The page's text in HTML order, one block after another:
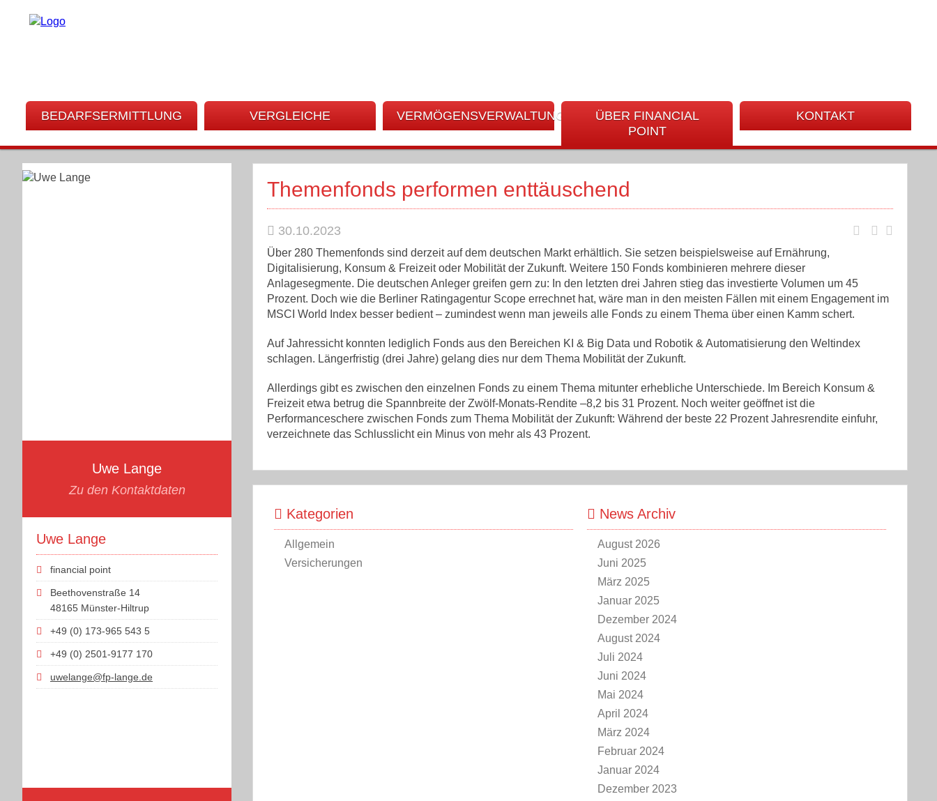
BEDARFSERMITTLUNG VERGLEICHE VERMÖGENSVERWALTUNG
ÜBER FINANCIAL
POINT
KONTAKT
Uwe Lange
Zu den Kontaktdaten
Uwe Lange
financial point
Beethovenstraße 14
48165 Münster-Hiltrup
+49 (0) 173-965 543 5
+49 (0) 2501-9177 170
uwelange@fp-lange.de
Themenfonds performen enttäuschend
30.10.2023
Über 280 Themenfonds sind derzeit auf dem deutschen Markt erhältlich. Sie setzen beispielsweise auf Ernährung,
Digitalisierung, Konsum & Freizeit oder Mobilität der Zukunft. Weitere 150 Fonds kombinieren mehrere dieser
Anlagesegmente. Die deutschen Anleger greifen gern zu: In den letzten drei Jahren stieg das investierte Volumen um 45
Prozent. Doch wie die Berliner Ratingagentur Scope errechnet hat, wäre man in den meisten Fällen mit einem Engagement im
MSCI World Index besser bedient – zumindest wenn man jeweils alle Fonds zu einem Thema über einen Kamm schert.
Auf Jahressicht konnten lediglich Fonds aus den Bereichen KI & Big Data und Robotik & Automatisierung den Weltindex
schlagen. Längerfristig (drei Jahre) gelang dies nur dem Thema Mobilität der Zukunft.
Allerdings gibt es zwischen den einzelnen Fonds zu einem Thema mitunter erhebliche Unterschiede. Im Bereich Konsum &
Freizeit etwa betrug die Spannbreite der Zwölf-Monats-Rendite –8,2 bis 31 Prozent. Noch weiter geöffnet ist die
Performanceschere zwischen Fonds zum Thema Mobilität der Zukunft: Während der beste 22 Prozent Jahresrendite einfuhr,
verzeichnete das Schlusslicht ein Minus von mehr als 43 Prozent.
Kategorien
Allgemein
Versicherungen
News Archiv
August 2026
Juni 2025
März 2025
Januar 2025
Dezember 2024
August 2024
Juli 2024
Juni 2024
Mai 2024
April 2024
März 2024
Februar 2024
Januar 2024
Dezember 2023